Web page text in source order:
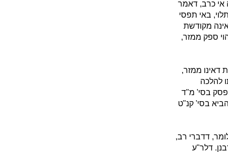
אי כרב, דאמר
באי תפסי
מקודשת
ספק ממזר,
דאינו ממזר,
להלכה
בסי' מ"ד
בסי' קנ"ט
דדברי רב,
דלר"ע